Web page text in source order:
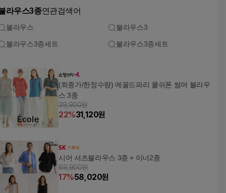
라우스3종연관검색어
불라우스 불라우스3
불라우스3종세트 불라우스3종세트
(최종가/한정수량) 에꼴드파리 쿨쉬폰 썸머 블라우
스 3종
39,900원
22%31,120원
시어 셔츠블라우스 3종 + 이너2종
69,900원
17%58,020원